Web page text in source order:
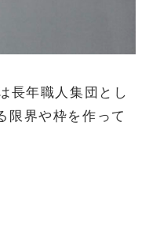
長年職人集団とし
限界や枠を作って